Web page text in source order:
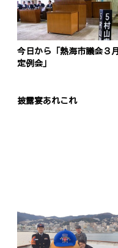
今日から「熱海市議会３月
定例会」
披露宴あれこれ